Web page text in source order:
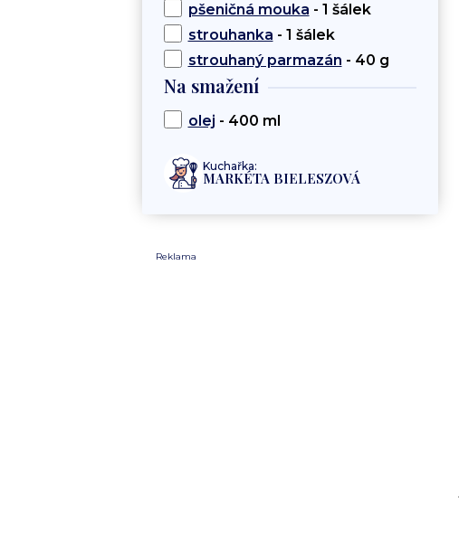
pšeničná mouka - 1 šálek
strouhanka - 1 šálek
strouhaný parmazán - 40 g
Na smažení
olej - 400 ml
Kuchařka:
MARKÉTA BIELESZOVÁ
Reklama